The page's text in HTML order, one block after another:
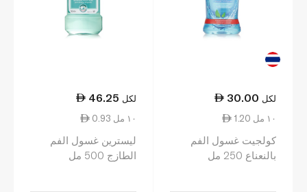
30.00 لكل
1.20 ١٠ مل
كولجيت غسول الفم
بالنعناع 250 مل
46.25 لكل
0.93 ١٠ مل
ليسترين غسول الفم
الطازج 500 مل